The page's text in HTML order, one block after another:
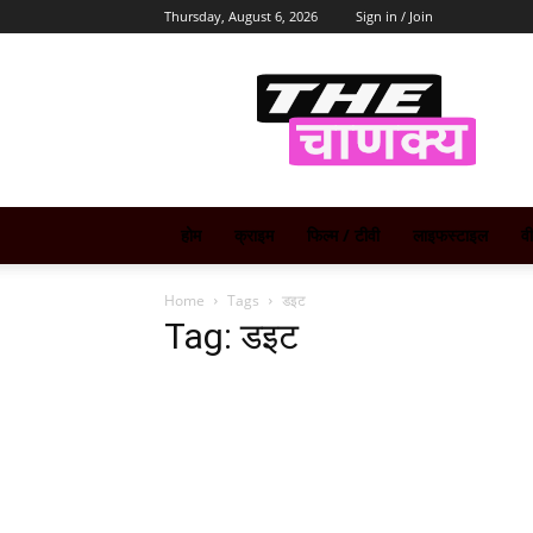
Thursday, August 6, 2026 Sign in / Join
Chanakya
होम क्राइम फिल्म / टीवी लाइफस्टाइल
Home Tags डइट
Tag: डइट